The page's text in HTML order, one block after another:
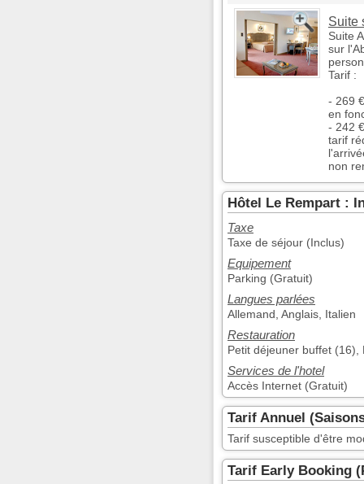
Suite
Suite
sur
Tarif :
- 269
en
- 242
tarif
non
Hôtel Le Rempart :
Taxe
Taxe de séjour (Inclus)
Equipement
Parking (Gratuit)
Langues parlées
Allemand, Anglais, Italien
Restauration
Petit déjeuner buffet (16),
Services de l'hotel
Accès Internet (Gratuit)
Tarif Annuel
Tarif susceptible d'être
Tarif Early Booking